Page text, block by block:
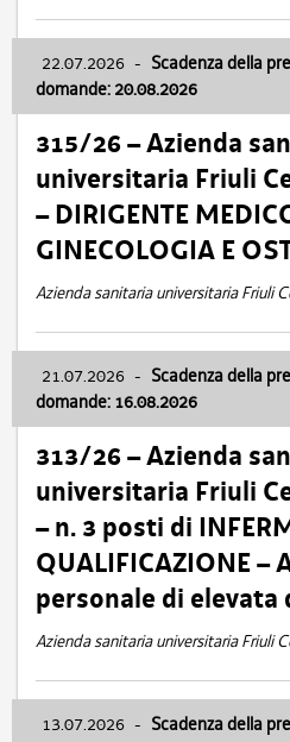
22.07.2026 - Scadenza della
domande: 20.08.2026
315/26 – Azienda
universitaria Friuli
– DIRIGENTE
GINECOLOGIA E
Azienda sanitaria universitaria Friuli
21.07.2026 - Scadenza della
domande: 16.08.2026
313/26 – Azienda
universitaria Friuli
– n. 3 posti di
QUALIFICAZIONE –
personale di elevata
Azienda sanitaria universitaria Friuli
13.07.2026 - Scadenza della